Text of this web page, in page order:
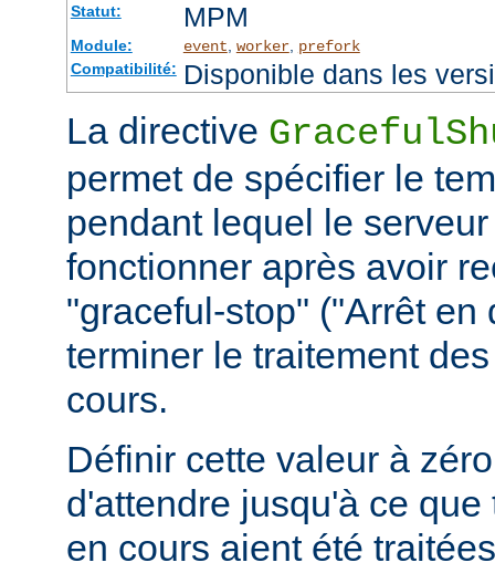
Statut: MPM
Module: event, worker, prefork
Compatibilité: Disponible dans les
La directive
permet de spécifier le
pendant lequel le
fonctionner après avoir
"graceful-stop" ("Arrêt en
terminer le traitement
cours.
Définir cette valeur à
d'attendre jusqu'à ce
en cours aient été